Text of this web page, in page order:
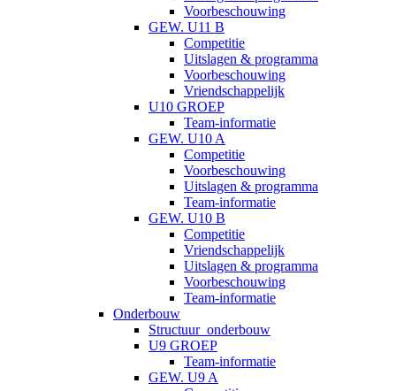
Voorbeschouwing
GEW. U11 B
Competitie
Uitslagen & programma
Voorbeschouwing
Vriendschappelijk
U10 GROEP
Team-informatie
GEW. U10 A
Competitie
Voorbeschouwing
Uitslagen & programma
Team-informatie
GEW. U10 B
Competitie
Vriendschappelijk
Uitslagen & programma
Voorbeschouwing
Team-informatie
Onderbouw
Structuur_onderbouw
U9 GROEP
Team-informatie
GEW. U9 A